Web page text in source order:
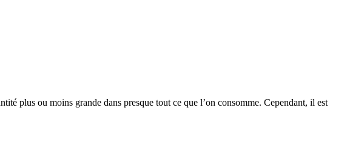
plus ou moins grande dans presque tout ce que l’on consomme. Cependant, il est